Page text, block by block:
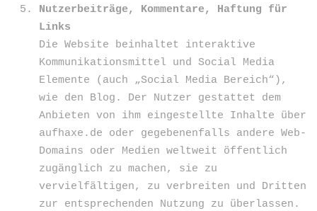
Nutzerbeiträge, Kommentare, Haftung für
Links
Die Website beinhaltet interaktive
Kommunikationsmittel und Social Media
Elemente (auch „Social Media Bereich“),
wie den Blog. Der Nutzer gestattet dem
Anbieten von ihm eingestellte Inhalte über
aufhaxe.de oder gegebenenfalls andere Web-
Domains oder Medien weltweit öffentlich
zugänglich zu machen, sie zu
vervielfältigen, zu verbreiten und Dritten
zur entsprechenden Nutzung zu überlassen.